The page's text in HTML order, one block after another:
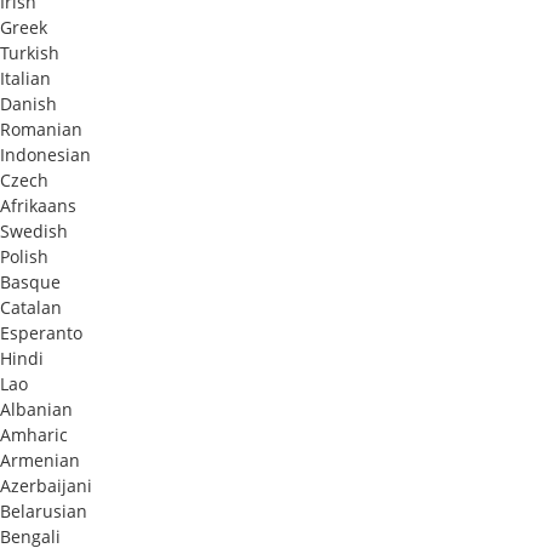
Greek
Turkish
Italian
Danish
Romanian
Indonesian
Czech
Afrikaans
Swedish
Polish
Basque
Catalan
Esperanto
Hindi
Lao
Albanian
Amharic
Armenian
Azerbaijani
Belarusian
Bengali